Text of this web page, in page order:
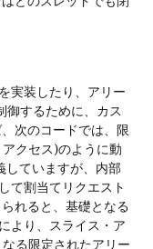
実装したり、アリー
御するために、カス
次のコードでは、限
クセス)のように動
していますが、内部
て割当てリクエスト
れると、基礎となる
より、スライス・ア
る限定されたアリー